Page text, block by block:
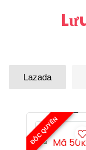
Lazada
ĐỘC QUYỀN